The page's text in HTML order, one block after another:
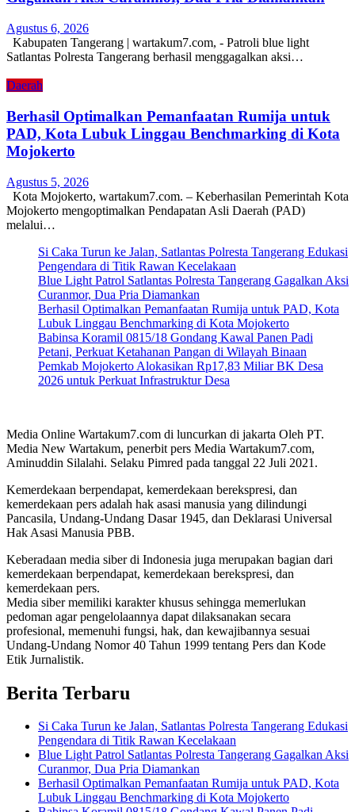
Agustus 6, 2026
Kabupaten Tangerang | wartakum7.com, - Patroli blue light
Satlantas Polresta Tangerang berhasil menggagalkan aksi…
Daerah
Berhasil Optimalkan Pemanfaatan Rumija untuk
PAD, Kota Lubuk Linggau Benchmarking di Kota
Mojokerto
Agustus 5, 2026
Kota Mojokerto, wartakum7.com. – Keberhasilan Pemerintah Kota
Mojokerto mengoptimalkan Pendapatan Asli Daerah (PAD)
melalui…
Si Caka Turun ke Jalan, Satlantas Polresta Tangerang Edukasi
Pengendara di Titik Rawan Kecelakaan
Blue Light Patrol Satlantas Polresta Tangerang Gagalkan Aksi
Curanmor, Dua Pria Diamankan
Berhasil Optimalkan Pemanfaatan Rumija untuk PAD, Kota
Lubuk Linggau Benchmarking di Kota Mojokerto
Babinsa Koramil 0815/18 Gondang Kawal Panen Padi
Petani, Perkuat Ketahanan Pangan di Wilayah Binaan
Pemkab Mojokerto Alokasikan Rp17,83 Miliar BK Desa
2026 untuk Perkuat Infrastruktur Desa
Media Online Wartakum7.com di luncurkan di jakarta Oleh PT.
Media New Wartakum, penerbit pers Media Wartakum7.com,
Aminuddin Silalahi. Selaku Pimred pada tanggal 22 Juli 2021.
Kemerdekaan berpendapat, kemerdekaan berekspresi, dan
kemerdekaan pers adalah hak asasi manusia yang dilindungi
Pancasila, Undang-Undang Dasar 1945, dan Deklarasi Universal
Hak Asasi Manusia PBB.
Keberadaan media siber di Indonesia juga merupakan bagian dari
kemerdekaan berpendapat, kemerdekaan berekspresi, dan
kemerdekaan pers.
Media siber memiliki karakter khusus sehingga memerlukan
pedoman agar pengelolaannya dapat dilaksanakan secara
profesional, memenuhi fungsi, hak, dan kewajibannya sesuai
Undang-Undang Nomor 40 Tahun 1999 tentang Pers dan Kode
Etik Jurnalistik.
Berita Terbaru
Si Caka Turun ke Jalan, Satlantas Polresta Tangerang Edukasi
Pengendara di Titik Rawan Kecelakaan
Blue Light Patrol Satlantas Polresta Tangerang Gagalkan Aksi
Curanmor, Dua Pria Diamankan
Berhasil Optimalkan Pemanfaatan Rumija untuk PAD, Kota
Lubuk Linggau Benchmarking di Kota Mojokerto